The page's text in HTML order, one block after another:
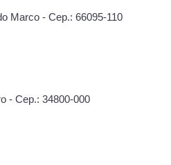
Marco - Cep.: 66095-110
- Cep.: 34800-000